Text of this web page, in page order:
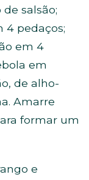
salsão;
4 pedaços;
em 4
em
de alho-
Amarre
formar um
e